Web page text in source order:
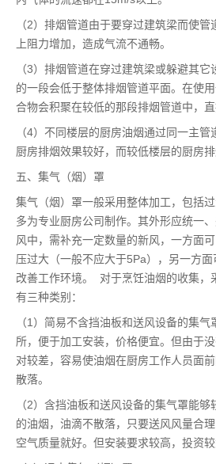
（2）排烟管道由于要穿过建筑梁而使
上阻力增加，造成气流不通畅。
（3）排烟管道在穿过建筑梁或躲避其
的一段会低于整体排烟管道平面。在使
合物会积聚在较低的那段排烟管道中，直
（4）不同楼层的厨房油烟通过同一主
厨房排烟效果较好，而较低楼层的厨房排
五、集气（烟）罩
集气（烟）罩一般采用整体加工，包括
多为专业厨房公司制作。其外形应统一
风中，需补充一定数量的新风，一方面
压过大（一般不应大于5Pa），另一方面
改善工作环境。 对于烹饪油烟的收集，
有三种类别：
（1）简易不含挡油板和送风设备的集
所，便于加工安装，价格便宜。但由于
对较差，容易使油烟在厨房工作人员面
散落。
（2）含挡油板和送风设备的集气罩能
的油烟，油滴不散落，只要送风风量合
空气质量就好。但安装要求较高，投资较